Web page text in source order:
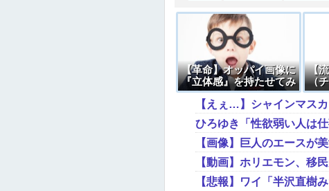
【革命】オッパイ画像に
『立体感』を持たせてみ
た →画像
【
（
ヤ
れ
【えぇ…】シャインマス
ひろゆき「性欲弱い人は
【画像】巨人のエースが
【動画】ホリエモン、移
【悲報】ワイ「半沢直樹